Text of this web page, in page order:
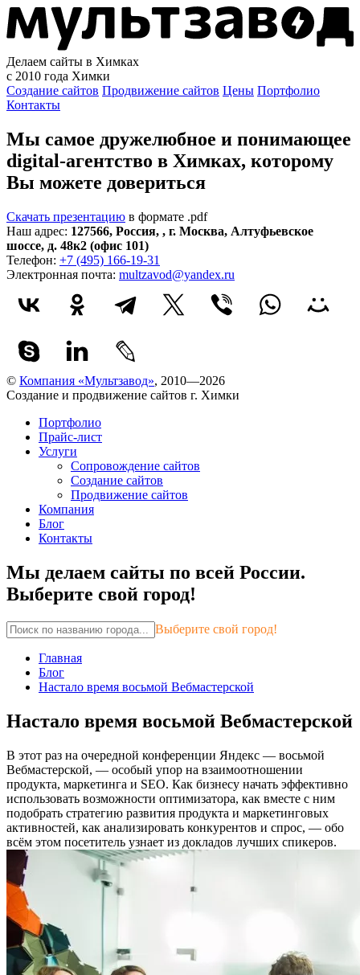
Делаем сайты в Химках
с 2010 года Химки
Создание сайтов Продвижение сайтов Цены Портфолио
Контакты
Мы самое дружелюбное и понимающее
digital-агентство в Химках, которому
Вы можете довериться
Скачать презентацию в формате .pdf
Наш адрес: 127566, Россия, , г. Москва, Алтуфьевское
шоссе, д. 48к2 (офис 101)
Телефон: +7 (495) 166-19-31
Электронная почта: multzavod@yandex.ru
© Компания «Мультзавод», 2010—2026
Создание и продвижение сайтов г. Химки
Портфолио
Прайс-лист
Услуги
Сопровождение сайтов
Создание сайтов
Продвижение сайтов
Компания
Блог
Контакты
Мы делаем сайты по всей России.
Выберите свой город!
Выберите свой город!
Главная
Блог
Настало время восьмой Вебмастерской
Настало время восьмой Вебмастерской
В этот раз на очередной конференции Яндекс — восьмой
Вебмастерской, — особый упор на взаимоотношении
продукта, маркетинга и SEO. Как бизнесу начать эффективно
использовать возможности оптимизатора, как вместе с ним
подобрать стратегию развития продукта и маркетинговых
активностей, как анализировать конкурентов и спрос, — обо
всём этом посетитель узнает из докладов лучших спикеров.